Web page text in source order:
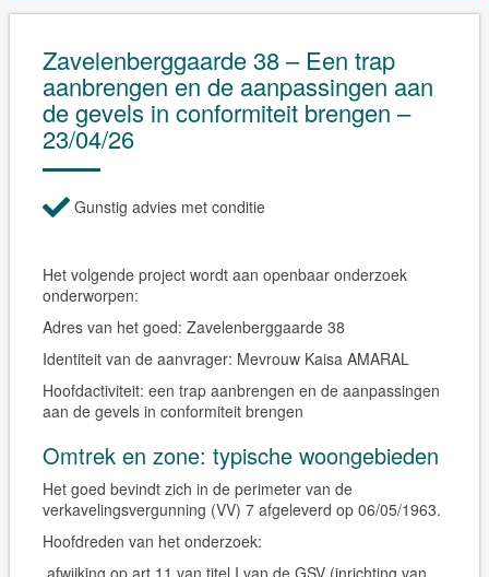
Zavelenberggaarde 38 – Een trap
aanbrengen en de aanpassingen aan
de gevels in conformiteit brengen –
23/04/26
Gunstig advies met conditie
Het volgende project wordt aan openbaar onderzoek
onderworpen:
Adres van het goed: Zavelenberggaarde 38
Identiteit van de aanvrager: Mevrouw Kaisa AMARAL
Hoofdactiviteit: een trap aanbrengen en de aanpassingen
aan de gevels in conformiteit brengen
Omtrek en zone: typische woongebieden
Het goed bevindt zich in de perimeter van de
verkavelingsvergunning (VV) 7 afgeleverd op 06/05/1963.
Hoofdreden van het onderzoek:
afwijking op art.11 van titel I van de GSV (inrichting van